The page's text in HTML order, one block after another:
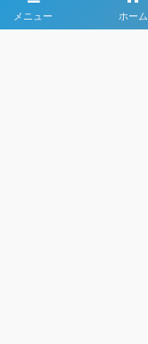
メニュー ホーム